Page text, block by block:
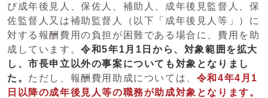
び成年後見人、保佐人、補助人、成年後見監督人、保
佐監督人又は補助監督人（以下「成年後見人等」）に
対する報酬費用の負担が困難である場合に、費用を助
成しています。令和5年1月1日から、対象範囲を拡大
し、市長申立以外の事案についても対象となりまし
た。 ただし、報酬費用助成については、 令和4年4月1
日以降の成年後見人等の職務が助成対象となります。